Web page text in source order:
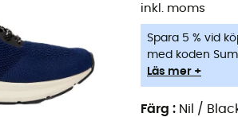
inkl. moms
Spara 5 % vid
med koden
Läs mer +
Färg : Nil /